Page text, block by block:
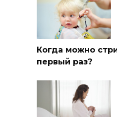
Когда можно
первый раз?